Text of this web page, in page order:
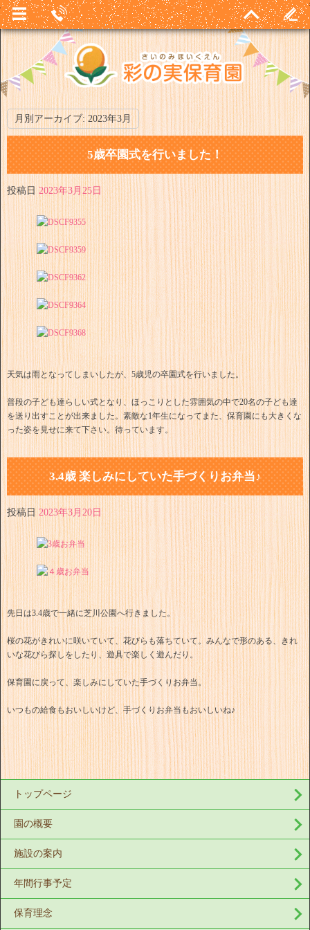
月別アーカイブ:2023年3月
5歳卒園式を行いました！
投稿日 2023年3月25日
天気は雨となってしまいしたが、5歳児の卒園式を行いました。
普段の子ども達らしい式となり、ほっこりとした雰囲気の中で20名の子ども達
を送り出すことが出来ました。素敵な1年生になってまた、保育園にも大きくな
った姿を見せに来て下さい。待っています。
3.4歳 楽しみにしていた手づくりお弁当♪
投稿日 2023年3月20日
先日は3.4歳で一緒に芝川公園へ行きました。
桜の花がきれいに咲いていて、花びらも落ちていて。みんなで形のある、きれ
いな花びら探しをしたり、遊具で楽しく遊んだり。
保育園に戻って、楽しみにしていた手づくりお弁当。
いつもの給食もおいしいけど、手づくりお弁当もおいしいね♪
トップページ
園の概要
施設の案内
年間行事予定
保育理念